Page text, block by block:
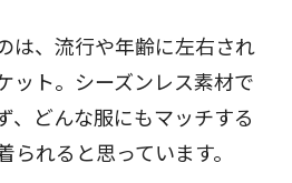
は、流行や年齢に左右され
ット。シーズンレス素材で
、どんな服にもマッチする
れると思っています。